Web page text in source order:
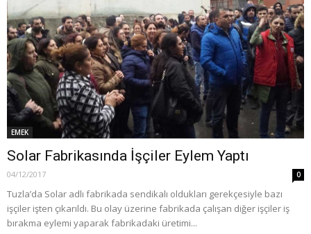
EMEK
Solar Fabrikasında İşçiler Eylem Yaptı
04/12/2017 0
Tuzla’da Solar adlı fabrikada sendikalı oldukları gerekçesiyle bazı
işçiler işten çıkarıldı. Bu olay üzerine fabrikada çalışan diğer işçiler iş
bırakma eylemi yaparak fabrikadaki üretimi...